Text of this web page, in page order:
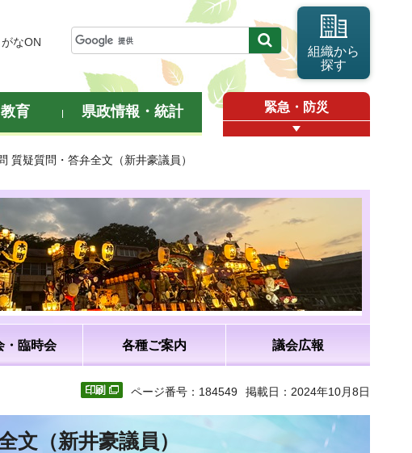
なON
組織から
探す
育 県政情報・統計 緊急・防災
質疑質問・答弁全文（新井豪議員）
・臨時会 各種ご案内 議会広報
ページ番号：184549 掲載日：2024年10月8日
文（新井豪議員）